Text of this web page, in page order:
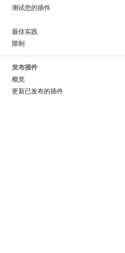
测试您的插件
最佳实践
限制
发布插件
概览
更新已发布的插件